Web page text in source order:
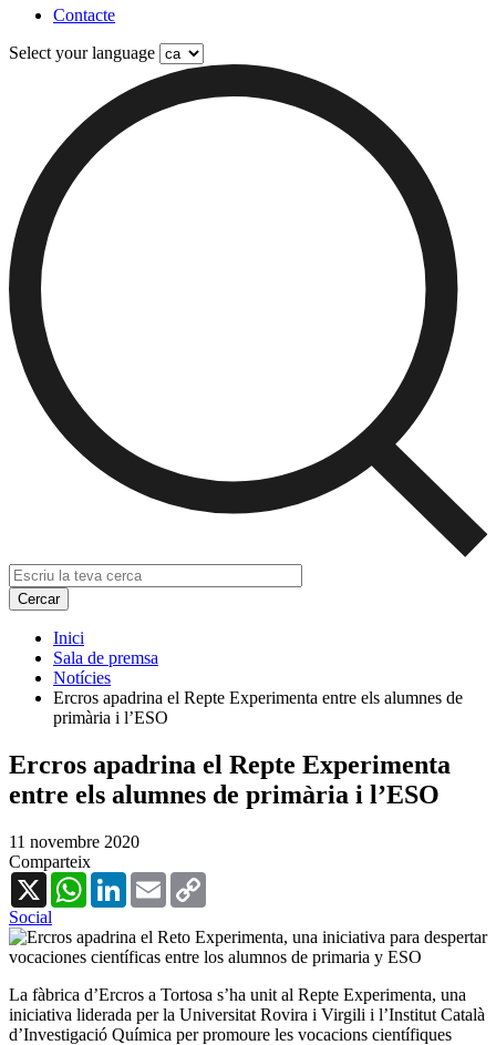
Contacte
Select your language
Inici
Sala de premsa
Notícies
Ercros apadrina el Repte Experimenta entre els alumnes de
primària i l’ESO
Ercros apadrina el Repte Experimenta
entre els alumnes de primària i l’ESO
11 novembre 2020
Comparteix
X
WhatsAppLinkedInEmail
Social
La fàbrica d’Ercros a Tortosa s’ha unit al Repte Experimenta, una
iniciativa liderada per la Universitat Rovira i Virgili i l’Institut Català
d’Investigació Química per promoure les vocacions científiques